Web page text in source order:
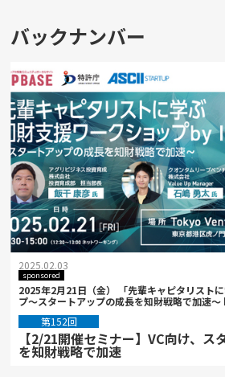
バックナンバー
2025.02.03
sponsored
2025年2月21日（金） 「先輩キャピタリスト
プ～スタートアップの成長を知財戦略で加速～
第152回
【2/21開催セミナー】VC向け、ス
を知財戦略で加速